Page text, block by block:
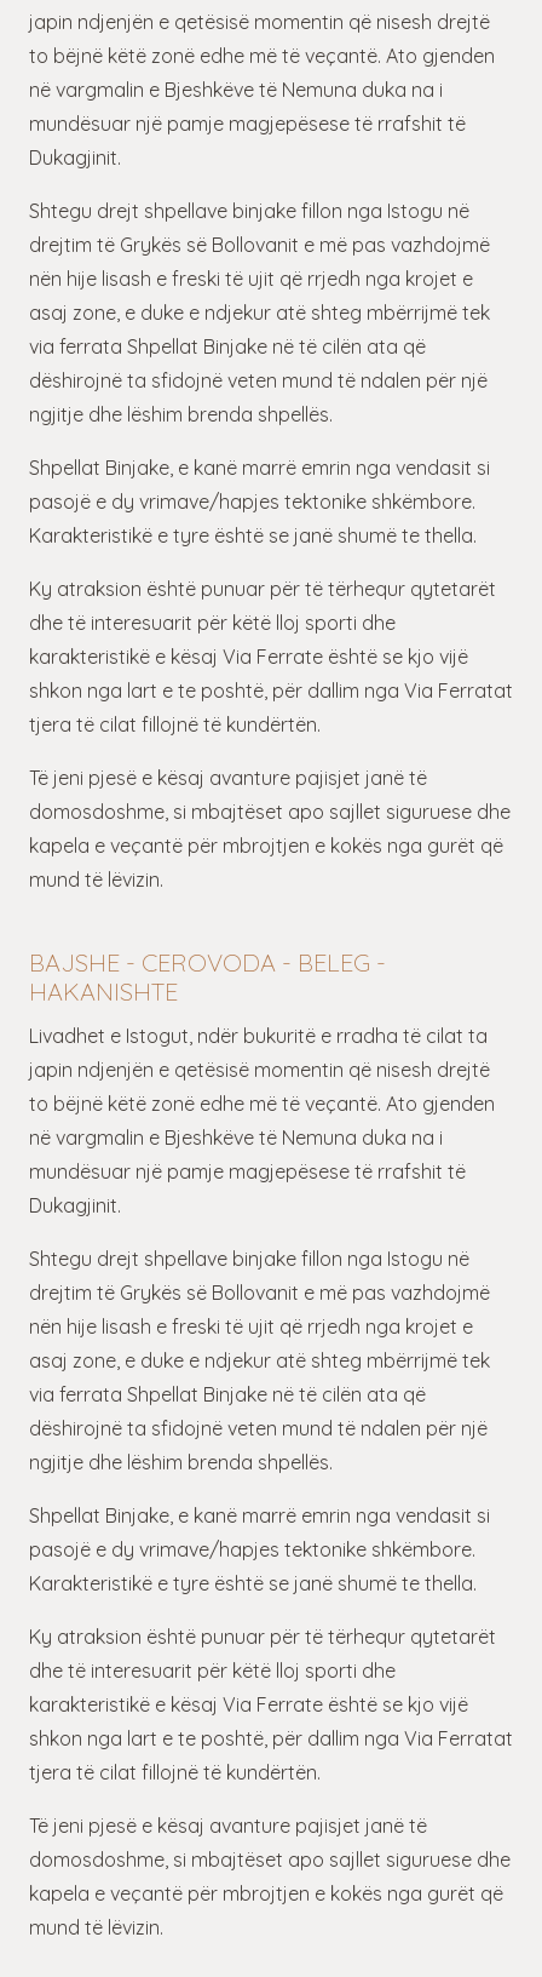
japin ndjenjën e qetësisë momentin që nisesh drejtë
to bëjnë këtë zonë edhe më të veçantë. Ato gjenden
në vargmalin e Bjeshkëve të Nemuna duka na i
mundësuar një pamje magjepësese të rrafshit të
Dukagjinit.
Shtegu drejt shpellave binjake fillon nga Istogu në
drejtim të Grykës së Bollovanit e më pas vazhdojmë
nën hije lisash e freski të ujit që rrjedh nga krojet e
asaj zone, e duke e ndjekur atë shteg mbërrijmë tek
via ferrata Shpellat Binjake në të cilën ata që
dëshirojnë ta sfidojnë veten mund të ndalen për një
ngjitje dhe lëshim brenda shpellës.
Shpellat Binjake, e kanë marrë emrin nga vendasit si
pasojë e dy vrimave/hapjes tektonike shkëmbore.
Karakteristikë e tyre është se janë shumë te thella.
Ky atraksion është punuar për të tërhequr qytetarët
dhe të interesuarit për këtë lloj sporti dhe
karakteristikë e kësaj Via Ferrate është se kjo vijë
shkon nga lart e te poshtë, për dallim nga Via Ferratat
tjera të cilat fillojnë të kundërtën.
Të jeni pjesë e kësaj avanture pajisjet janë të
domosdoshme, si mbajtëset apo sajllet siguruese dhe
kapela e veçantë për mbrojtjen e kokës nga gurët që
mund të lëvizin.
BAJSHE - CEROVODA - BELEG -
HAKANISHTE
Livadhet e Istogut, ndër bukuritë e rradha të cilat ta
japin ndjenjën e qetësisë momentin që nisesh drejtë
to bëjnë këtë zonë edhe më të veçantë. Ato gjenden
në vargmalin e Bjeshkëve të Nemuna duka na i
mundësuar një pamje magjepësese të rrafshit të
Dukagjinit.
Shtegu drejt shpellave binjake fillon nga Istogu në
drejtim të Grykës së Bollovanit e më pas vazhdojmë
nën hije lisash e freski të ujit që rrjedh nga krojet e
asaj zone, e duke e ndjekur atë shteg mbërrijmë tek
via ferrata Shpellat Binjake në të cilën ata që
dëshirojnë ta sfidojnë veten mund të ndalen për një
ngjitje dhe lëshim brenda shpellës.
Shpellat Binjake, e kanë marrë emrin nga vendasit si
pasojë e dy vrimave/hapjes tektonike shkëmbore.
Karakteristikë e tyre është se janë shumë te thella.
Ky atraksion është punuar për të tërhequr qytetarët
dhe të interesuarit për këtë lloj sporti dhe
karakteristikë e kësaj Via Ferrate është se kjo vijë
shkon nga lart e te poshtë, për dallim nga Via Ferratat
tjera të cilat fillojnë të kundërtën.
Të jeni pjesë e kësaj avanture pajisjet janë të
domosdoshme, si mbajtëset apo sajllet siguruese dhe
kapela e veçantë për mbrojtjen e kokës nga gurët që
mund të lëvizin.